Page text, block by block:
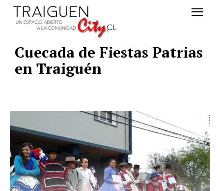
Cuecada de Fiestas Patrias
en Traiguén